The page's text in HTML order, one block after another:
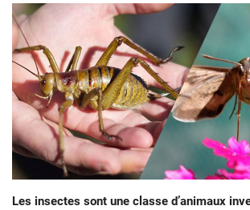
Les insectes sont une classe d’animaux